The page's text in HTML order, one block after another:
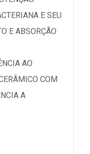
E SEU
E ABSORÇÃO
AO
COM
A